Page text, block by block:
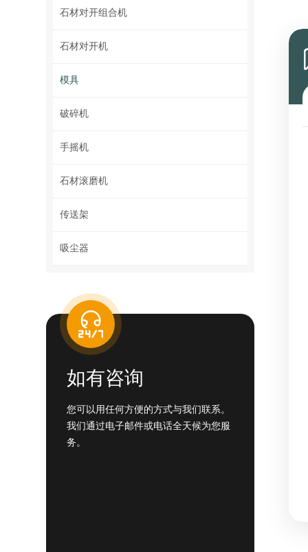
石材对开组合机
石材对开机
模具
破碎机
手摇机
石材滚磨机
传送架
吸尘器
如有咨询
您可以用任何方便的方式与我们联系。
我们通过电子邮件或电话全天候为您服
务。